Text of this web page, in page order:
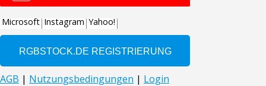
Microsoft Instagram Yahoo!
AGB | Nutzungsbedingungen | Login